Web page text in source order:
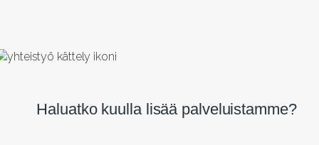
Haluatko kuulla lisää palveluistamme?